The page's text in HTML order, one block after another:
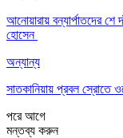
আনোয়ারায় বন্যার্পাতদের
হোসেন ‎
অন্যান্য
সাতকানিয়ায় প্রবল স্রোতে
পরেআগে
মন্তব্য করুন